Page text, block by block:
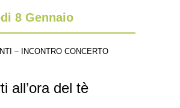
8 Gennaio
– INCONTRO CONCERTO
all’ora del tè